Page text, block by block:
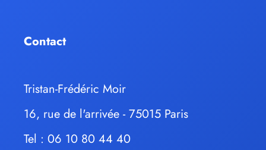
Contact
Tristan-Frédéric Moir
16, rue de l'arrivée - 75015 Paris
Tel : 06 10 80 44 40